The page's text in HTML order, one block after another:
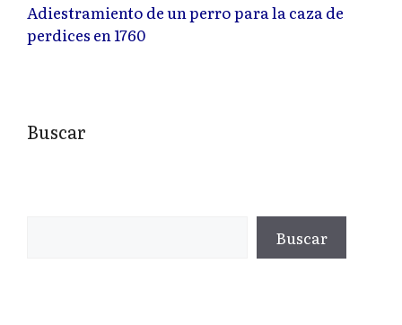
Adiestramiento de un perro para la caza de
perdices en 1760
Buscar
Buscar